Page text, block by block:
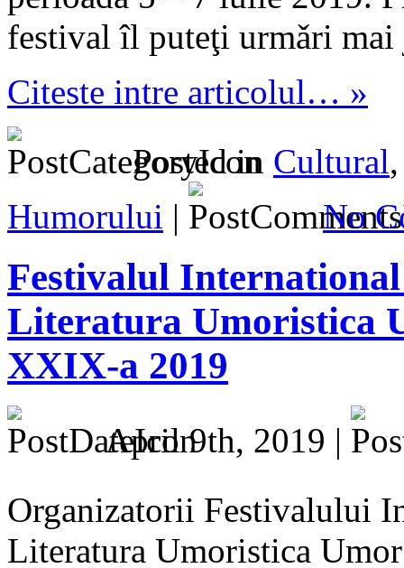
festival îl puteţi urmǎri mai
Citeste intre articolul… »
Posted in Cultural
Humorului | No
Festivalul
Literatura Umoristica
XXIX-a 2019
April 9th, 2019 |
Organizatorii Festivalului
Literatura Umoristica